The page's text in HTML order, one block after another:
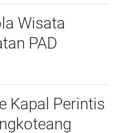
Wisata
PAD
Kapal Perintis